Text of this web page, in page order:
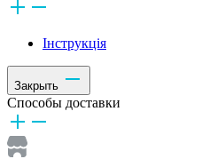
Інструкція
Закрыть
Способы доставки